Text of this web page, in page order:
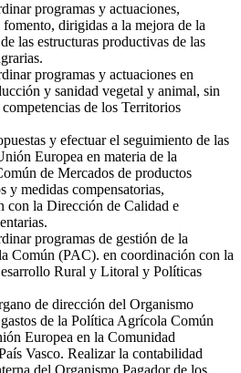
programas y actuaciones,
dirigidas a la mejora de la
las estructuras productivas de las
programas y actuaciones en
y sanidad vegetal y animal, sin
de los Territorios
y efectuar el seguimiento de las
Europea en materia de la
de Mercados de productos
y medidas compensatorias,
con la Dirección de Calidad e
programas de gestión de la
Común (PAC). en coordinación con la
Rural y Litoral y Políticas
de dirección del Organismo
de la Política Agrícola Común
Europea en la Comunidad
Vasco. Realizar la contabilidad